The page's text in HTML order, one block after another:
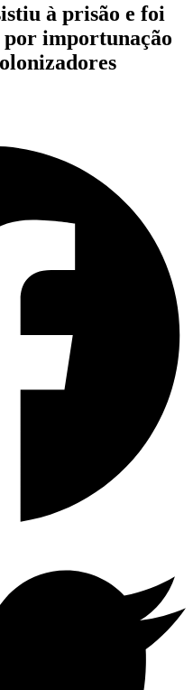
à prisão e foi
por importunação